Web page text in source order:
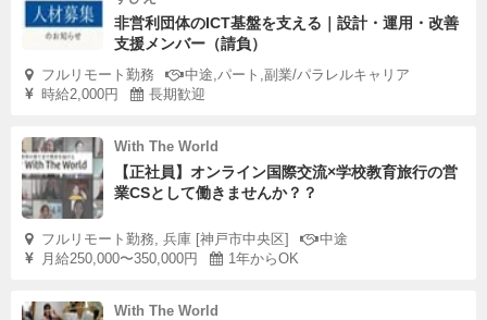
非営利団体のICT基盤を支える｜設計・運用・改善
支援メンバー（請負）
フルリモート勤務
中途,パート,副業/パラレルキャリア
時給2,000円
長期歓迎
With The World
【正社員】オンライン国際交流×学校教育旅行の営
業CSとして働きませんか？？
フルリモート勤務, 兵庫 [神戸市中央区]
中途
月給250,000〜350,000円
1年からOK
With The World